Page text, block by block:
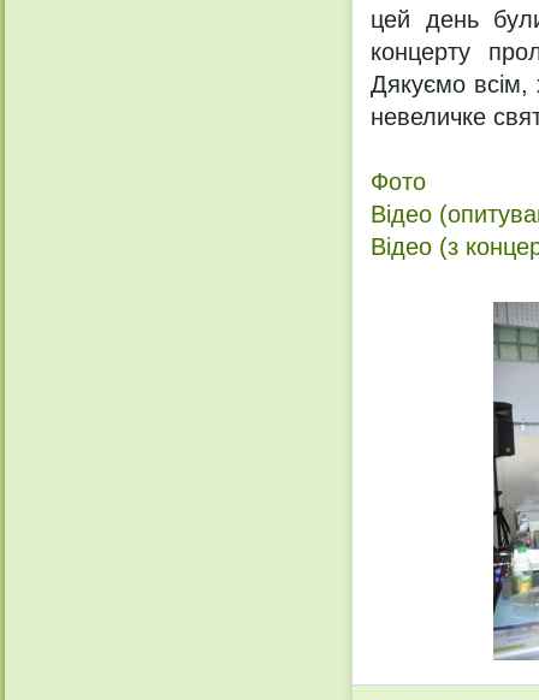
цей день
концерту
Дякуємо всім,
невеличке
Фото
Відео
Відео (з